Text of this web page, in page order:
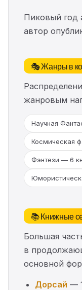
Пиковый год
автор
🎭 Жанры в
жанровым
Научная
Космическая
Фэнтези — 6
📚 Книжные
Большая
в
основной
Дорсай —